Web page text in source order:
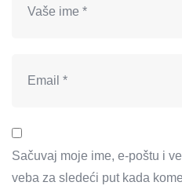
Sačuvaj moje ime, e-poštu i
veba za sledeći put kada